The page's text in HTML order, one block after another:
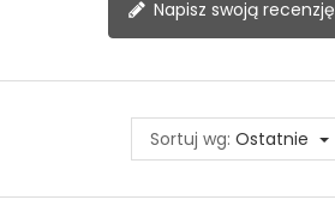
Napisz swoją recenzję
Sortuj wg: Ostatnie